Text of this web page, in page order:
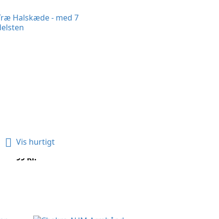
Træ Halssmykke - 7...
Pris
99 kr.
 Vis hurtigt